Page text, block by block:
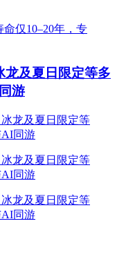
龙及夏日限定等多
游